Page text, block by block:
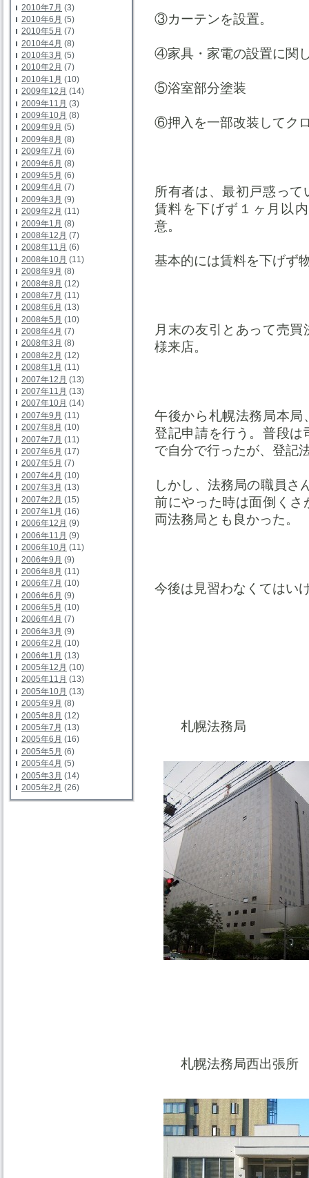
2010年7月 (3)
2010年6月 (5)
2010年5月 (7)
2010年4月 (8)
2010年3月 (5)
2010年2月 (7)
2010年1月 (10)
2009年12月 (14)
2009年11月 (3)
2009年10月 (8)
2009年9月 (5)
2009年8月 (8)
2009年7月 (6)
2009年6月 (8)
2009年5月 (6)
2009年4月 (7)
2009年3月 (9)
2009年2月 (11)
2009年1月 (8)
2008年12月 (7)
2008年11月 (6)
2008年10月 (11)
2008年9月 (8)
2008年8月 (12)
2008年7月 (11)
2008年6月 (13)
2008年5月 (10)
2008年4月 (7)
2008年3月 (8)
2008年2月 (12)
2008年1月 (11)
2007年12月 (13)
2007年11月 (13)
2007年10月 (14)
2007年9月 (11)
2007年8月 (10)
2007年7月 (11)
2007年6月 (17)
2007年5月 (7)
2007年4月 (10)
2007年3月 (13)
2007年2月 (15)
2007年1月 (16)
2006年12月 (9)
2006年11月 (9)
2006年10月 (11)
2006年9月 (9)
2006年8月 (11)
2006年7月 (10)
2006年6月 (9)
2006年5月 (10)
2006年4月 (7)
2006年3月 (9)
2006年2月 (10)
2006年1月 (13)
2005年12月 (10)
2005年11月 (13)
2005年10月 (13)
2005年9月 (8)
2005年8月 (12)
2005年7月 (13)
2005年6月 (16)
2005年5月 (6)
2005年4月 (5)
2005年3月 (14)
2005年2月 (26)
③カーテンを設置。
④家具・家電の設置に関
⑤浴室部分塗装
⑥押入を一部改装してク
所有者は、最初戸惑っ
賃料を下げず１ヶ月以
意。
基本的には賃料を下げず
月末の友引とあって売
様来店。
午後から札幌法務局本
登記申請を行う。普段
で自分で行ったが、登記
しかし、法務局の職員さ
前にやった時は面倒く
両法務局とも良かった。
今後は見習わなくてはい
札幌法務局
札幌法務局西出張所